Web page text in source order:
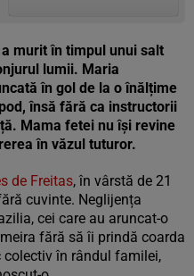
murit în timpul unui salt
lumii. Maria
în gol de la o înălțime
însă fără ca instructorii
Mama fetei nu își revine
în văzul tuturor.
de Freitas, în vârstă de 21
cuvinte. Neglijența
cei care au aruncat-o
fără să îi prindă coarda
în rândul familei,